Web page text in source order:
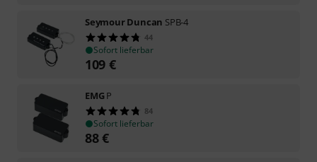
Seymour Duncan SPB-4
44
Sofort lieferbar
109 €
EMGP
84
Sofort lieferbar
88€